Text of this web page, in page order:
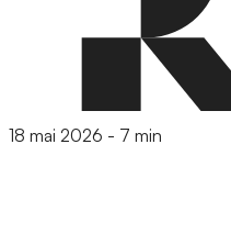
18 mai 2026 - 7 min